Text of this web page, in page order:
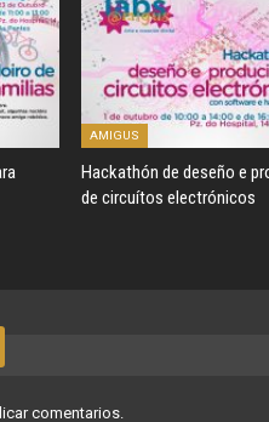
AMIGUS
Hackathón de deseño e
de circuítos electrónicos
comentarios.